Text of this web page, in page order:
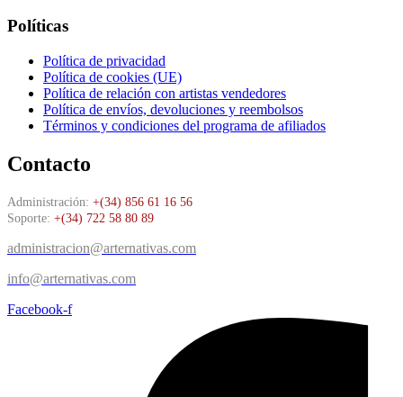
Políticas
Política de privacidad
Política de cookies (UE)
Política de relación con artistas vendedores
Política de envíos, devoluciones y reembolsos
Términos y condiciones del programa de afiliados
Contacto
Administración: +(34) 856 61 16 56
Soporte: +(34) 722 58 80 89
administracion@arternativas.com
info@arternativas.com
Facebook-f